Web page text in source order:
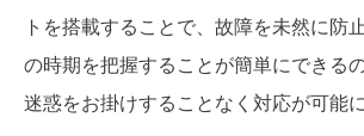
トを搭載することで、故障を未然に防
の時期を把握することが簡単にできる
迷惑をお掛けすることなく対応が可能